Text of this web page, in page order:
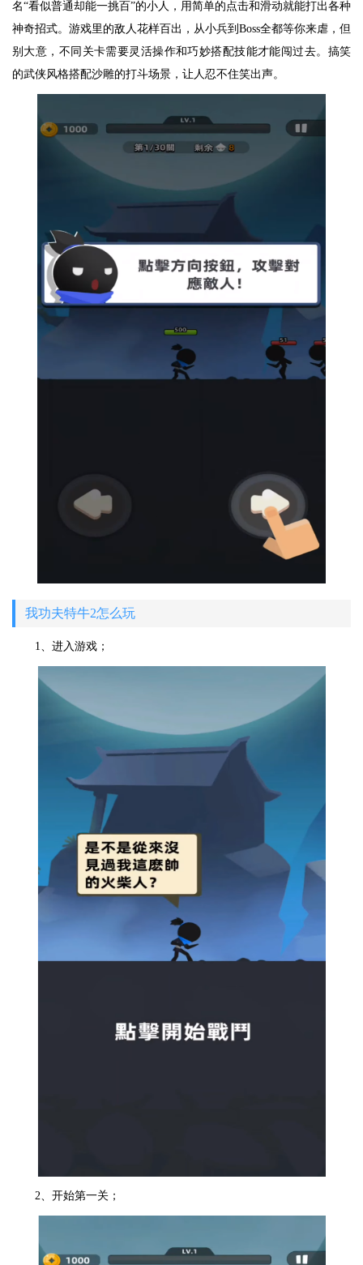
名“看似普通却能一挑百”的小人，用简单的点击和滑动就能打出各种
神奇招式。游戏里的敌人花样百出，从小兵到Boss全都等你来虐，但
别大意，不同关卡需要灵活操作和巧妙搭配技能才能闯过去。搞笑
的武侠风格搭配沙雕的打斗场景，让人忍不住笑出声。
我功夫特牛2怎么玩
1、进入游戏；
2、开始第一关；